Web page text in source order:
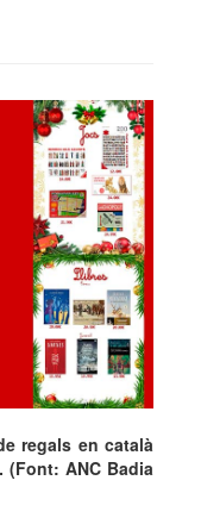
regals en català
(Font: ANC Badia